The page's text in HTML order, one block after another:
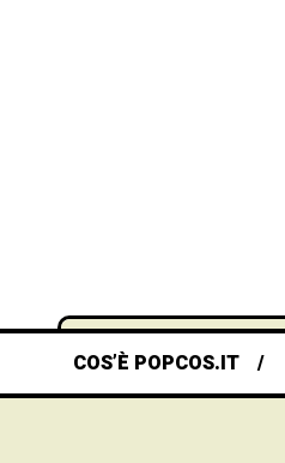
COS’È POPCOS.IT